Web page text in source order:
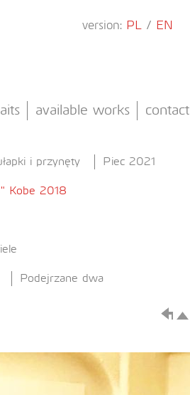
version: PL / EN
available works contact
i przynęty Piec 2021
Kobe 2018
Podejrzane dwa